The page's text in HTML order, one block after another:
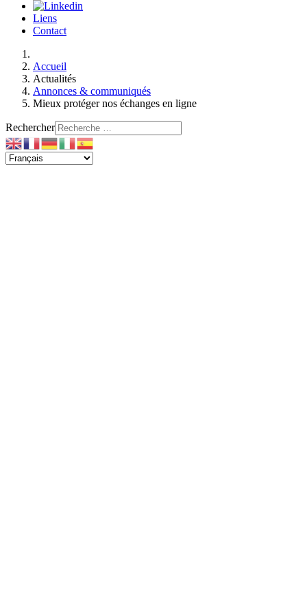
Liens
Contact
Accueil
Actualités
Annonces & communiqués
Mieux protéger nos échanges en ligne
Rechercher